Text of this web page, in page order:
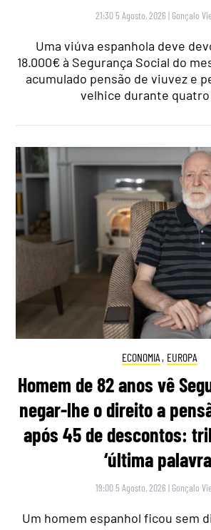
21:30 5 Agosto, 2026 | Gonçalo
Uma viúva espanhola deve
18.000€ à Segurança Social do
acumulado pensão de viuvez e
velhice durante quatro
ECONOMIA , EUROPA
Homem de 82 anos vê
negar-lhe o direito a
após 45 de descontos:
‘última
19:00 5 Agosto, 2026 | Gonçalo
Um homem espanhol ficou sem